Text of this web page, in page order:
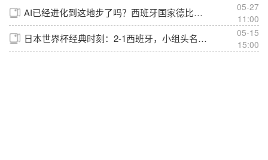
AI已经进化到这地步了吗？西班牙国家德比惊现绝美小姐姐😳
05-27
11:00
日本世界杯经典时刻：2-1西班牙，小组头名从“死亡之组”出线
05-15
15:00